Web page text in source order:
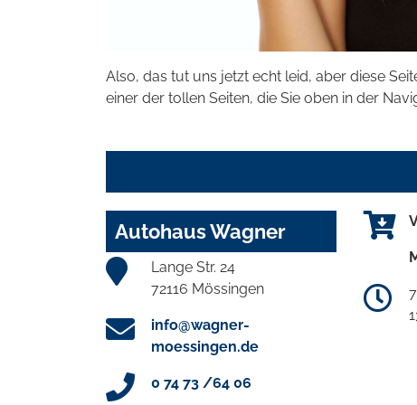
Also, das tut uns jetzt echt leid, aber diese
einer der tollen Seiten, die Sie oben in der
Autohaus Wagner
Lange Str. 24
72116 Mössingen
info@wagner-
moessingen.de
0 74 73 /64 06